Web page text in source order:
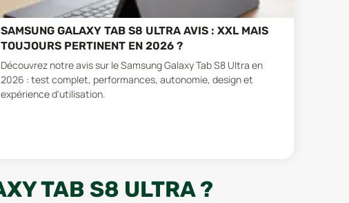
SAMSUNG GALAXY TAB S8 ULTRA AVIS : XXL MAIS
TOUJOURS PERTINENT EN 2026 ?
Découvrez notre avis sur le Samsung Galaxy Tab S8 Ultra en
2026 : test complet, performances, autonomie, design et
expérience d'utilisation.
TAB S8 ULTRA ?